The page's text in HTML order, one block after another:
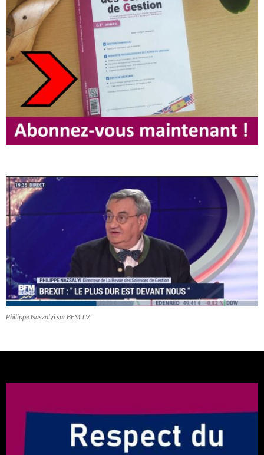
Philippe Naszályi sur BFM TV